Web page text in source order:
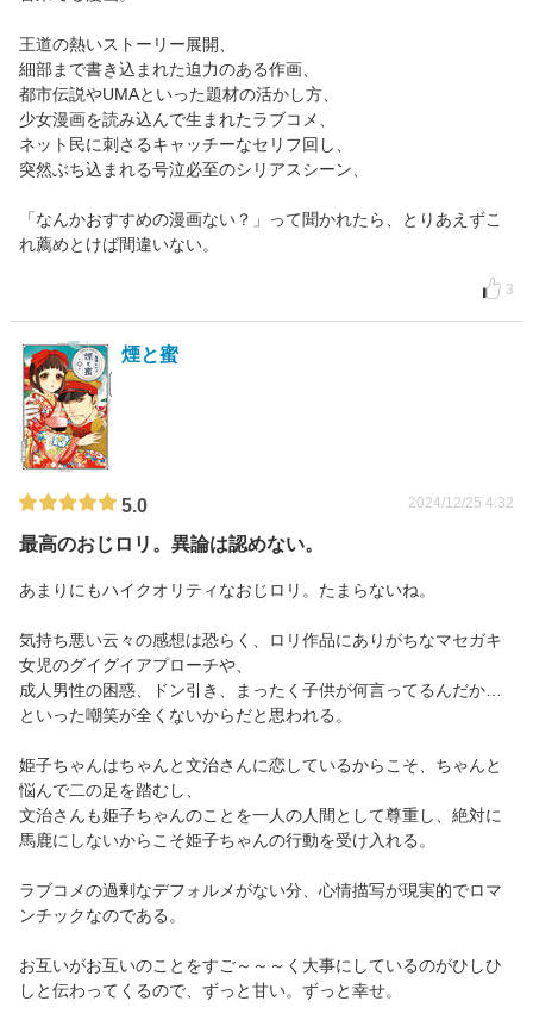
王道の熱いストーリー展開、
細部まで書き込まれた迫力のある作画、
都市伝説やUMAといった題材の活かし方、
少女漫画を読み込んで生まれたラブコメ、
ネット民に刺さるキャッチーなセリフ回し、
突然ぶち込まれる号泣必至のシリアスシーン、
「なんかおすすめの漫画ない？」って聞かれたら、とりあえずこ
れ薦めとけば間違いない。
3
煙と蜜
5.0 2024/12/25 4:32
最高のおじロリ。異論は認めない。
あまりにもハイクオリティなおじロリ。たまらないね。
気持ち悪い云々の感想は恐らく、ロリ作品にありがちなマセガキ
女児のグイグイアプローチや、
成人男性の困惑、ドン引き、まったく子供が何言ってるんだか…
といった嘲笑が全くないからだと思われる。
姫子ちゃんはちゃんと文治さんに恋しているからこそ、ちゃんと
悩んで二の足を踏むし、
文治さんも姫子ちゃんのことを一人の人間として尊重し、絶対に
馬鹿にしないからこそ姫子ちゃんの行動を受け入れる。
ラブコメの過剰なデフォルメがない分、心情描写が現実的でロマ
ンチックなのである。
お互いがお互いのことをすご～～～く大事にしているのがひしひ
しと伝わってくるので、ずっと甘い。ずっと幸せ。